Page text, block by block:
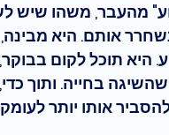
מהעבר, משהו שיש
אותם. היא
היא תוכל לקום
בחייה. ותוך
אותו יותר